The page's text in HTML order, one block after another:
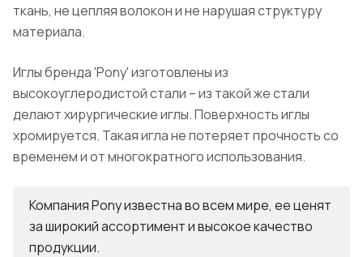
ткань, не цепляя волокон и не нарушая структуру
материала.
Иглы бренда 'Pony' изготовлены из
высокоуглеродистой стали – из такой же стали
делают хирургические иглы. Поверхность иглы
хромируется. Такая игла не потеряет прочность со
временем и от многократного использования.
Компания Pony известна во всем мире, ее ценят
за широкий ассортимент и высокое качество
продукции.